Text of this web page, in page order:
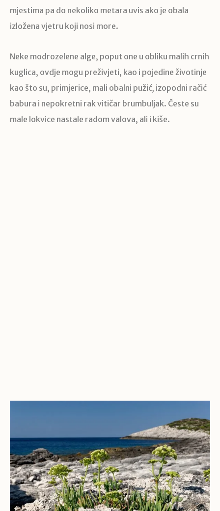
mjestima pa do nekoliko metara uvis ako je obala
izložena vjetru koji nosi more.
Neke modrozelene alge, poput one u obliku malih crnih
kuglica, ovdje mogu preživjeti, kao i pojedine životinje
kao što su, primjerice, mali obalni pužić, izopodni račić
babura i nepokretni rak vitičar brumbuljak. Česte su
male lokvice nastale radom valova, ali i kiše.